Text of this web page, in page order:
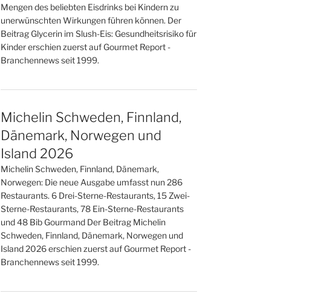
Mengen des beliebten Eisdrinks bei Kindern zu
unerwünschten Wirkungen führen können. Der
Beitrag Glycerin im Slush-Eis: Gesundheitsrisiko für
Kinder erschien zuerst auf Gourmet Report -
Branchennews seit 1999.
Michelin Schweden, Finnland,
Dänemark, Norwegen und
Island 2026
Michelin Schweden, Finnland, Dänemark,
Norwegen: Die neue Ausgabe umfasst nun 286
Restaurants. 6 Drei-Sterne-Restaurants, 15 Zwei-
Sterne-Restaurants, 78 Ein-Sterne-Restaurants
und 48 Bib Gourmand Der Beitrag Michelin
Schweden, Finnland, Dänemark, Norwegen und
Island 2026 erschien zuerst auf Gourmet Report -
Branchennews seit 1999.